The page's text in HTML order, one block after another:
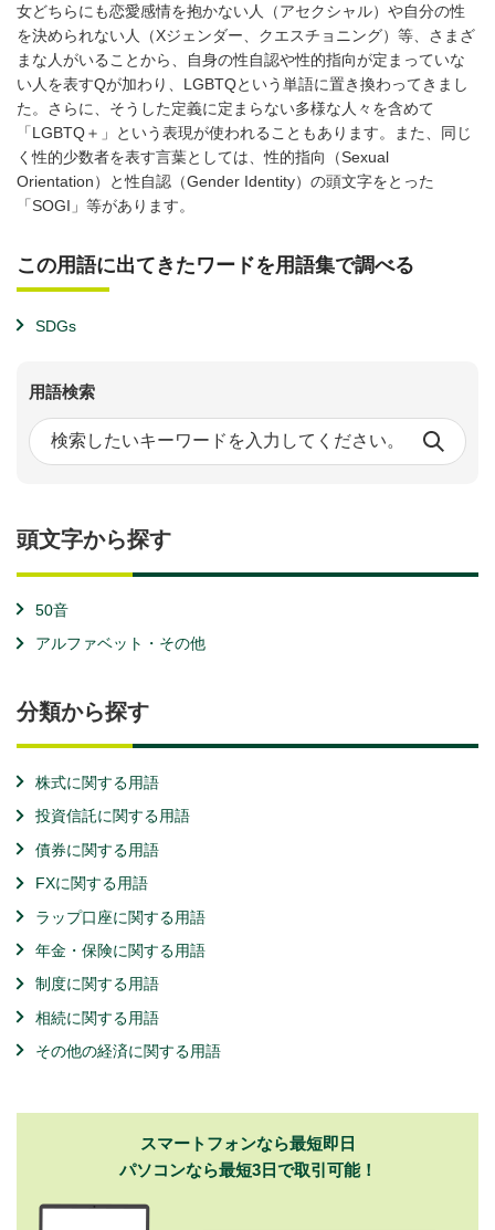
女どちらにも恋愛感情を抱かない人（アセクシャル）や自分の性
を決められない人（Xジェンダー、クエスチョニング）等、さまざ
まな人がいることから、自身の性自認や性的指向が定まっていな
い人を表すQが加わり、LGBTQという単語に置き換わってきまし
た。さらに、そうした定義に定まらない多様な人々を含めて
「LGBTQ＋」という表現が使われることもあります。また、同じ
く性的少数者を表す言葉としては、性的指向（Sexual
Orientation）と性自認（Gender Identity）の頭文字をとった
「SOGI」等があります。
この用語に出てきたワードを用語集で調べる
SDGs
用語検索
頭文字から探す
50音
アルファベット・その他
分類から探す
株式に関する用語
投資信託に関する用語
債券に関する用語
FXに関する用語
ラップ口座に関する用語
年金・保険に関する用語
制度に関する用語
相続に関する用語
その他の経済に関する用語
スマートフォンなら最短即日
パソコンなら最短3日で取引可能！